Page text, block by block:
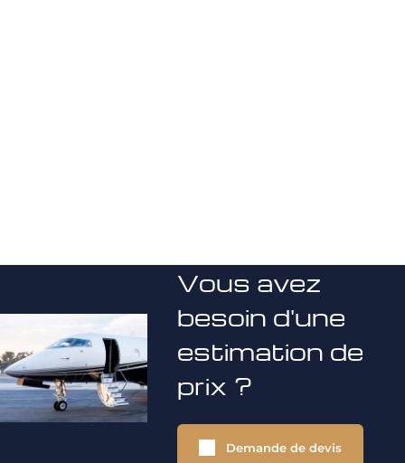
Vous avez
besoin d'une
estimation de
prix ?
Demande de devis